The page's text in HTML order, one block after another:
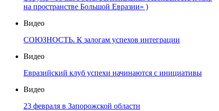
на пространстве Большой Евразии» )
Видео
СОЮЗНОСТЬ. К залогам успехов интеграции
Видео
Евразийский клуб успехи начинаются с инициативы
Видео
23 февраля в Запорожской области